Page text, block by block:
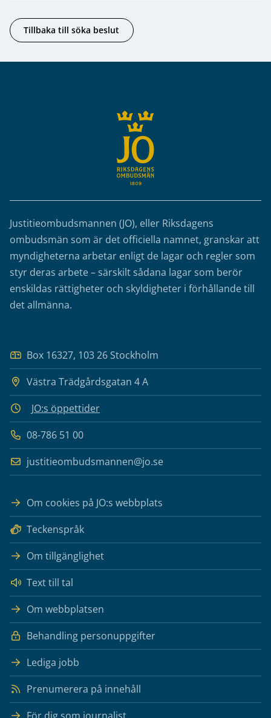
Tillbaka till söka beslut
Justitieombudsmannen (JO), eller Riksdagens
ombudsmän som är det officiella namnet, granskar att
myndigheterna arbetar enligt de lagar och regler som
styr deras arbete – särskilt sådana lagar som berör
enskildas rättigheter och skyldigheter i förhållande till
det allmänna.
Box 16327, 103 26 Stockholm
Västra Trädgårdsgatan 4 A
JO:s öppettider
08-786 51 00
justitieombudsmannen@jo.se
Om cookies på JO:s webbplats
Teckenspråk
Om tillgänglighet
Text till tal
Om webbplatsen
Behandling personuppgifter
Lediga jobb
Prenumerera på innehåll